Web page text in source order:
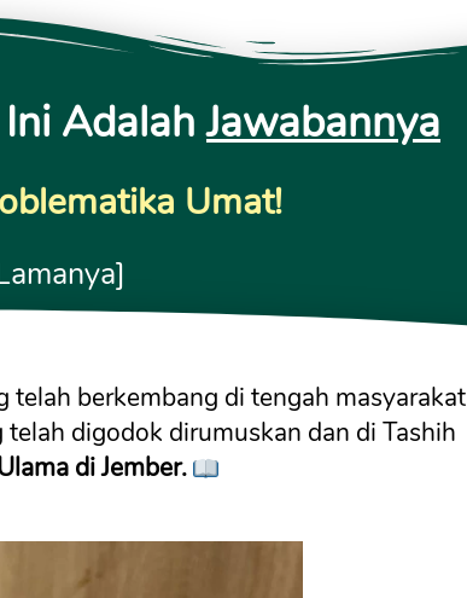
Ini Adalah Jawabannya
Umat!
telah berkembang di tengah masyarakat
digodok dirumuskan dan di Tashih
di Jember.